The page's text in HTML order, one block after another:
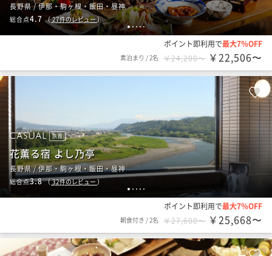
12345
長野県 / 伊那・駒ヶ根・飯田・昼神
総合点4.7 （27件のレビュー）
ポイント即利用で最大7％OFF
素泊まり /2名 ￥24,200〜 ￥22,506〜
1 2 3 4 5
旅館
花薫る宿 よし乃亭
長野県 / 伊那・駒ヶ根・飯田・昼神
総合点3.8（32件のレビュー）
ポイント即利用で最大7％OFF
朝食付き /2名 ￥27,600〜 ￥25,668〜